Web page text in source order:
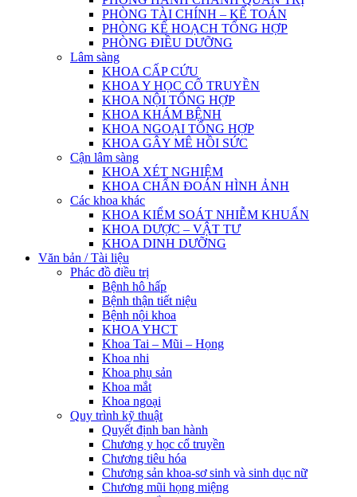
PHÒNG TÀI CHÍNH – KẾ TOÁN
PHÒNG KẾ HOẠCH TỔNG HỢP
PHÒNG ĐIỀU DƯỠNG
Lâm sàng
KHOA CẤP CỨU
KHOA Y HỌC CỔ TRUYỀN
KHOA NỘI TỔNG HỢP
KHOA KHÁM BỆNH
KHOA NGOẠI TỔNG HỢP
KHOA GÂY MÊ HỒI SỨC
Cận lâm sàng
KHOA XÉT NGHIỆM
KHOA CHẨN ĐOÁN HÌNH ẢNH
Các khoa khác
KHOA KIỂM SOÁT NHIỄM KHUẨN
KHOA DƯỢC – VẬT TƯ
KHOA DINH DƯỠNG
Văn bản / Tài liệu
Phác đồ điều trị
Bệnh hô hấp
Bệnh thận tiết niệu
Bệnh nội khoa
KHOA YHCT
Khoa Tai – Mũi – Họng
Khoa nhi
Khoa phụ sản
Khoa mắt
Khoa ngoại
Quy trình kỹ thuật
Quyết định ban hành
Chương y học cổ truyền
Chương tiêu hóa
Chương sản khoa-sơ sinh và sinh dục nữ
Chương mũi họng miệng